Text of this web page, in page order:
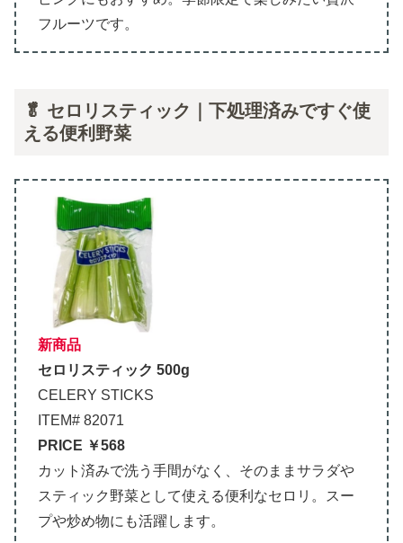
フルーツです。
🥬 セロリスティック｜下処理済みですぐ使
える便利野菜
新商品
セロリスティック 500g
CELERY STICKS
ITEM# 82071
PRICE ￥568
カット済みで洗う手間がなく、そのままサラダや
スティック野菜として使える便利なセロリ。スー
プや炒め物にも活躍します。